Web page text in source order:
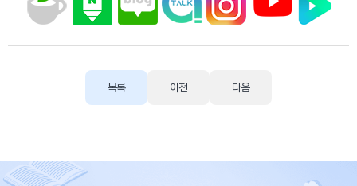
목록 이전 다음